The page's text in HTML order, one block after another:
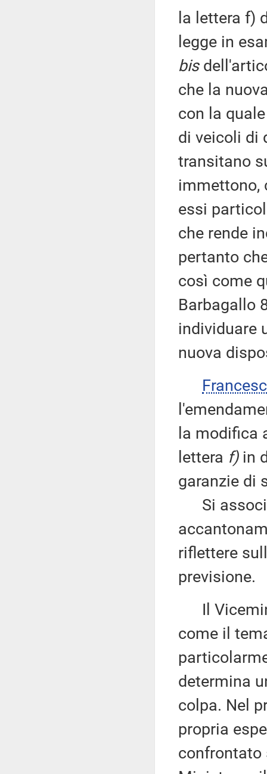
la lettera f)
legge in
bis
che la
con la
di veicoli di
transitano
immettono,
essi
che rende
pertanto
così come
Barbagallo
individuare
nuova
la modifica
lettera f)in
garanzie di
Si
riflettere
previsione.
Il
come il
determina
colpa. Nel
propria
confrontato